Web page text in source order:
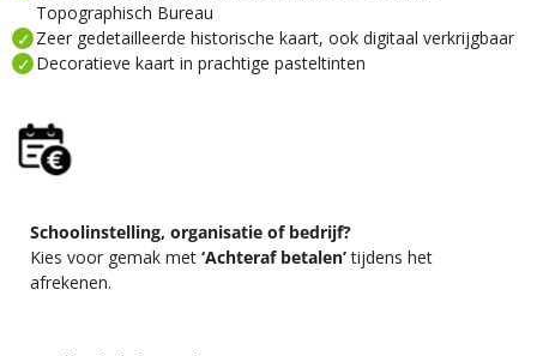
Topographisch Bureau
Zeer gedetailleerde historische kaart, ook digitaal verkrijgbaar
Decoratieve kaart in prachtige pasteltinten
Schoolinstelling, organisatie of bedrijf?
Kies voor gemak met ‘Achteraf betalen’tijdens het
afrekenen.